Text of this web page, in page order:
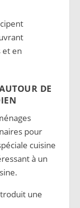
et en
DE
pour
cuisine
à un
une